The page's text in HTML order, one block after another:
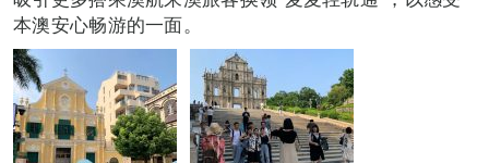
本澳安心畅游的一面。